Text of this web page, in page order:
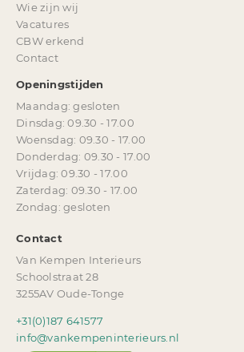
Wie zijn wij
Vacatures
CBW erkend
Contact
Openingstijden
Maandag: gesloten
Dinsdag: 09.30 - 17.00
Woensdag: 09.30 - 17.00
Donderdag: 09.30 - 17.00
Vrijdag: 09.30 - 17.00
Zaterdag: 09.30 - 17.00
Zondag: gesloten
Contact
Van Kempen Interieurs
Schoolstraat 28
3255AV Oude-Tonge
+31(0)187 641577
info@vankempeninterieurs.nl